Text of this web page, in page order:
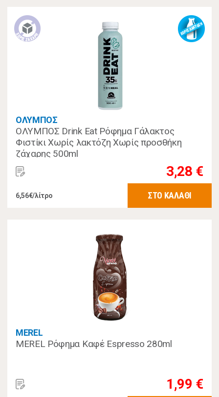
ΟΛΥΜΠΟΣ
ΟΛΥΜΠΟΣ Drink Eat Ρόφημα Γάλακτος
Φιστίκι Χωρίς λακτόζη Χωρίς προσθήκη
ζάχαρης 500ml
3,28 €
6,56€/λίτρο ΣΤΟ ΚΑΛΑΘΙ
MEREL
MEREL Ρόφημα Καφέ Espresso 280ml
1,99 €